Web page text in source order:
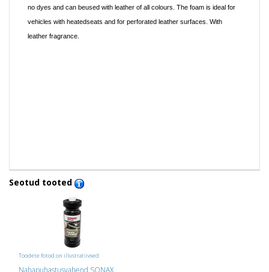
no dyes and can beused with leather of all colours. The foam is ideal for
vehicles with heatedseats and for perforated leather surfaces. With
leather fragrance.
Seotud tooted
Toodete fotod on illustratiivsed